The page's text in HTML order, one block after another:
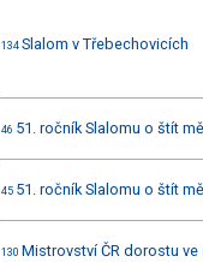
134 Slalom v Třebechovicích
46 51. ročník Slalomu o štít
45 51. ročník Slalomu o štít
130 Mistrovství ČR dorostu